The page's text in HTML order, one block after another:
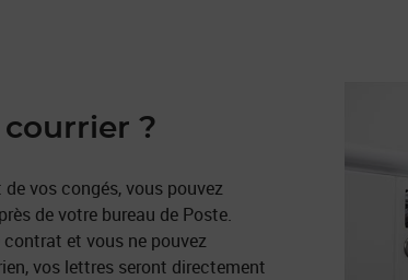
?
vos congés, vous pouvez
de votre bureau de Poste.
et vous ne pouvez
vos lettres seront directement